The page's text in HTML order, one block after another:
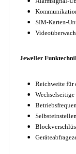
SIM-Karten-
Jeweller
Reichweite für